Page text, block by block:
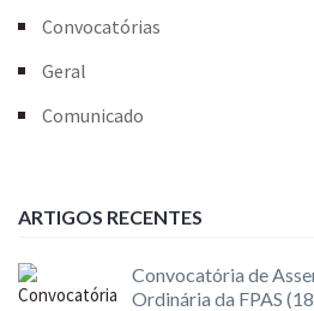
Convocatórias
Geral
Comunicado
ARTIGOS RECENTES
Convocatória de
Ordinária da FPAS